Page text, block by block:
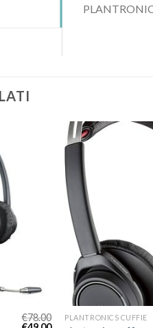
€78.00
PLANTRONICS CUFFIE